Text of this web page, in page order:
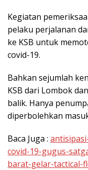
Kegiatan
pelaku perjalanan
ke KSB untuk
covid-19.
Bahkan sejumlah
KSB dari Lombok
balik. Hanya
diperbolehkan
Baca Juga :
covid-19-gugus-
barat-gelar-tactical-